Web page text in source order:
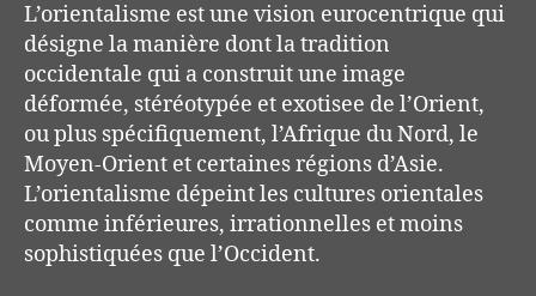
L’orientalisme est une vision eurocentrique qui
désigne la manière dont la tradition
occidentale qui a construit une image
déformée, stéréotypée et exotisee de l’Orient,
ou plus spécifiquement, l’Afrique du Nord, le
Moyen-Orient et certaines régions d’Asie.
L’orientalisme dépeint les cultures orientales
comme inférieures, irrationnelles et moins
sophistiquées que l’Occident.